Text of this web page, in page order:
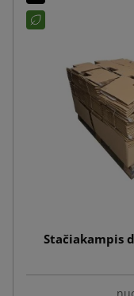
Stačiakampis